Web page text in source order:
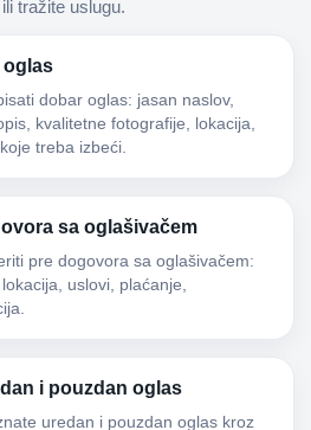
tražite uslugu.
oglas
dobar oglas: jasan naslov,
kvalitetne fotografije, lokacija,
treba izbeći.
sa oglašivačem
pre dogovora sa oglašivačem:
uslovi, plaćanje,
i pouzdan oglas
uredan i pouzdan oglas kroz